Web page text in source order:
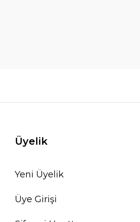
Üyelik
Yeni Üyelik
Üye Girişi